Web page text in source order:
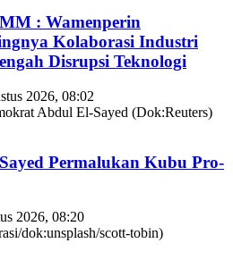
: Wamenperin
Kolaborasi Industri
Disrupsi Teknologi
2026, 08:02
Permalukan Kubu Pro-
2026, 08:20